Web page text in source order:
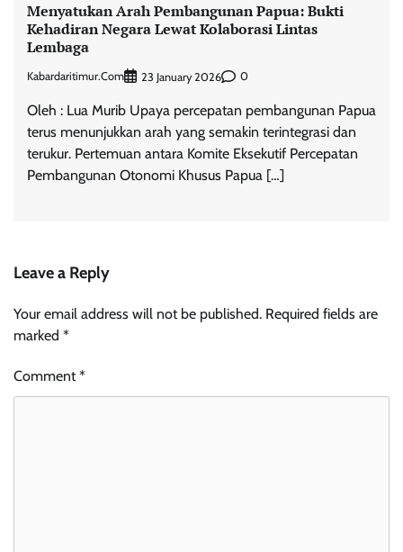
Menyatukan Arah Pembangunan Papua: Bukti
Kehadiran Negara Lewat Kolaborasi Lintas
Lembaga
Kabardaritimur.com 23 January 2026 0
Oleh : Lua Murib Upaya percepatan pembangunan Papua
terus menunjukkan arah yang semakin terintegrasi dan
terukur. Pertemuan antara Komite Eksekutif Percepatan
Pembangunan Otonomi Khusus Papua […]
Leave a Reply
Your email address will not be published. Required fields are
marked *
Comment*